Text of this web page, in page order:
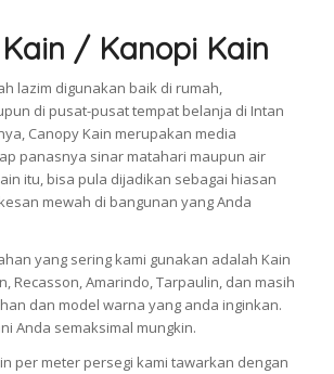
/ Kanopi Kain
lazim digunakan baik di rumah,
di pusat-pusat tempat belanja di Intan
Canopy Kain merupakan media
panasnya sinar matahari maupun air
itu, bisa pula dijadikan sebagai hiasan
mewah di bangunan yang Anda
yang sering kami gunakan adalah Kain
Recasson, Amarindo, Tarpaulin, dan masih
dan model warna yang anda inginkan.
Anda semaksimal mungkin.
per meter persegi kami tawarkan dengan